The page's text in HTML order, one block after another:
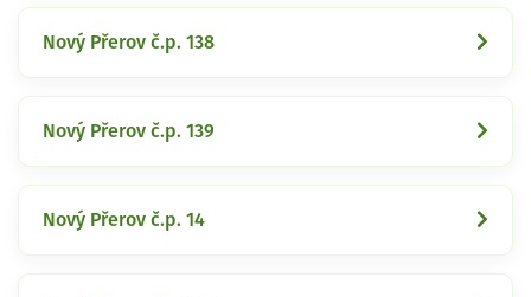
Nový Přerov č.p. 138
Nový Přerov č.p. 139
Nový Přerov č.p. 14